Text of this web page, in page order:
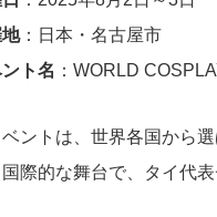
地：日本・名古屋市
ント名 ：WORLD
ベントは、世界各国から
際的な舞台で、タイ代